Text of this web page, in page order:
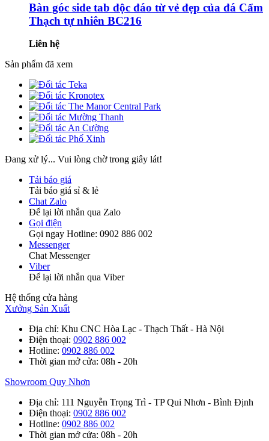
Bàn góc side tab độc đáo từ vẻ đẹp của đá Cẩm
Thạch tự nhiên BC216
Liên hệ
Sản phẩm đã xem
Đang xử lý... Vui lòng chờ trong giây lát!
Tải báo giá
Tải báo giá sỉ & lẻ
Chat Zalo
Để lại lời nhắn qua Zalo
Gọi điện
Gọi ngay Hotline: 0902 886 002
Messenger
Chat Messenger
Viber
Để lại lời nhắn qua Viber
Hệ thống cửa hàng
Xưởng Sản Xuất
Địa chỉ: Khu CNC Hòa Lạc - Thạch Thất - Hà Nội
Điện thoại: 0902 886 002
Hotline: 0902 886 002
Thời gian mở cửa: 08h - 20h
Showroom Quy Nhơn
Địa chỉ: 111 Nguyễn Trọng Trì - TP Qui Nhơn - Bình Định
Điện thoại: 0902 886 002
Hotline: 0902 886 002
Thời gian mở cửa: 08h - 20h